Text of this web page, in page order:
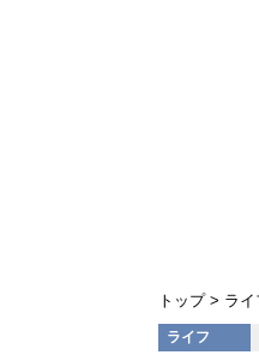
トップ ライ
ライフ